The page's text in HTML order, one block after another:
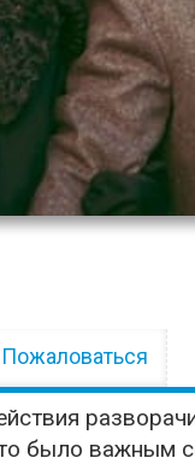
Пожаловаться
было важным